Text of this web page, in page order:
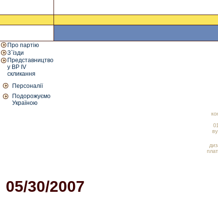
Про партію
З`їзди
Представництво
у ВР IV
скликання
Персоналії
Подорожуємо
Україною
05/30/2007